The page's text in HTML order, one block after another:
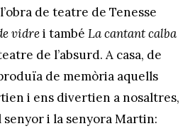
de teatre de Tenesse
vidrei també La cantant calba
de l’absurd. A casa, de
de memòria aquells
i ens divertien a nosaltres,
senyor i la senyora Martin: